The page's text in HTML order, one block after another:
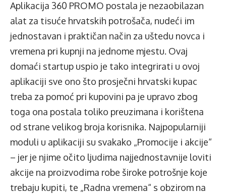
Aplikacija 360 PROMO postala je nezaobilazan
alat za tisuće hrvatskih potrošača, nudeći im
jednostavan i praktičan način za uštedu novca i
vremena pri kupnji na jednome mjestu. Ovaj
domaći startup uspio je tako integrirati u ovoj
aplikaciji sve ono što prosječni hrvatski kupac
treba za pomoć pri kupovini pa je upravo zbog
toga ona postala toliko preuzimana i korištena
od strane velikog broja korisnika. Najpopularniji
moduli u aplikaciji su svakako „Promocije i akcije“
– jer je njime očito ljudima najjednostavnije loviti
akcije na proizvodima robe široke potrošnje koje
trebaju kupiti, te „Radna vremena“ s obzirom na